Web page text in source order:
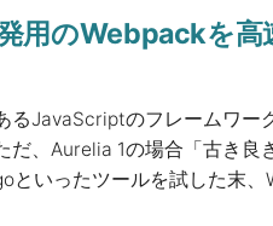
用のWebpackを高
るJavaScriptのフレームワー
だ、Aurelia 1の場合「古き良
といったツールを試した末